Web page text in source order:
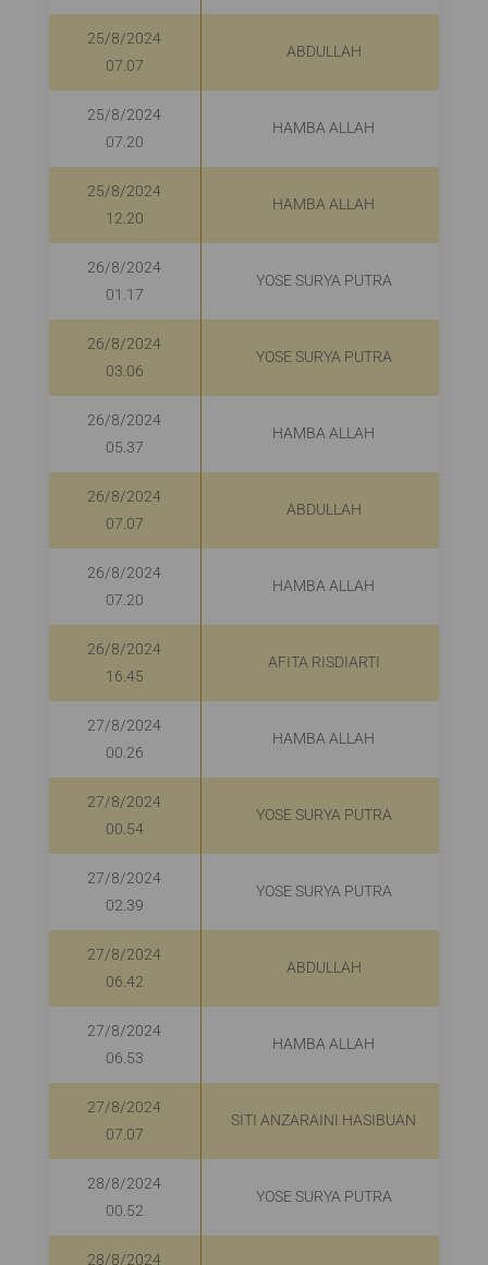
25/8/2024
07.07
ABDULLAH
25/8/2024
07.20
HAMBA ALLAH
25/8/2024
12.20
HAMBA ALLAH
26/8/2024
01.17
YOSE SURYA PUTRA
26/8/2024
03.06
YOSE SURYA PUTRA
26/8/2024
05.37
HAMBA ALLAH
26/8/2024
07.07
ABDULLAH
26/8/2024
07.20
HAMBA ALLAH
26/8/2024
16.45
AFITA RISDIARTI
27/8/2024
00.26
HAMBA ALLAH
27/8/2024
00.54
YOSE SURYA PUTRA
27/8/2024
02.39
YOSE SURYA PUTRA
27/8/2024
06.42
ABDULLAH
27/8/2024
06.53
HAMBA ALLAH
27/8/2024
07.07
SITI ANZARAINI HASIBUAN
28/8/2024
00.52
YOSE SURYA PUTRA
28/8/2024